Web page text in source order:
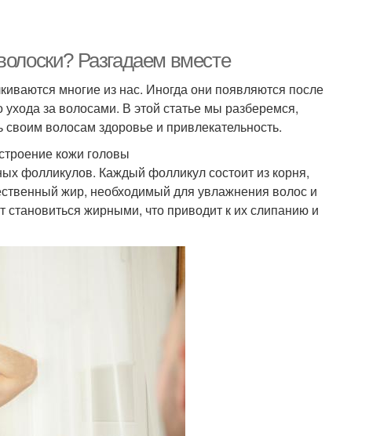
Разгадаем вместе
многие из нас. Иногда они появляются после
за волосами. В этой статье мы разберемся,
волосам здоровье и привлекательность.
кожи головы
фолликулов. Каждый фолликул состоит из корня,
жир, необходимый для увлажнения волос и
жирными, что приводит к их слипанию и